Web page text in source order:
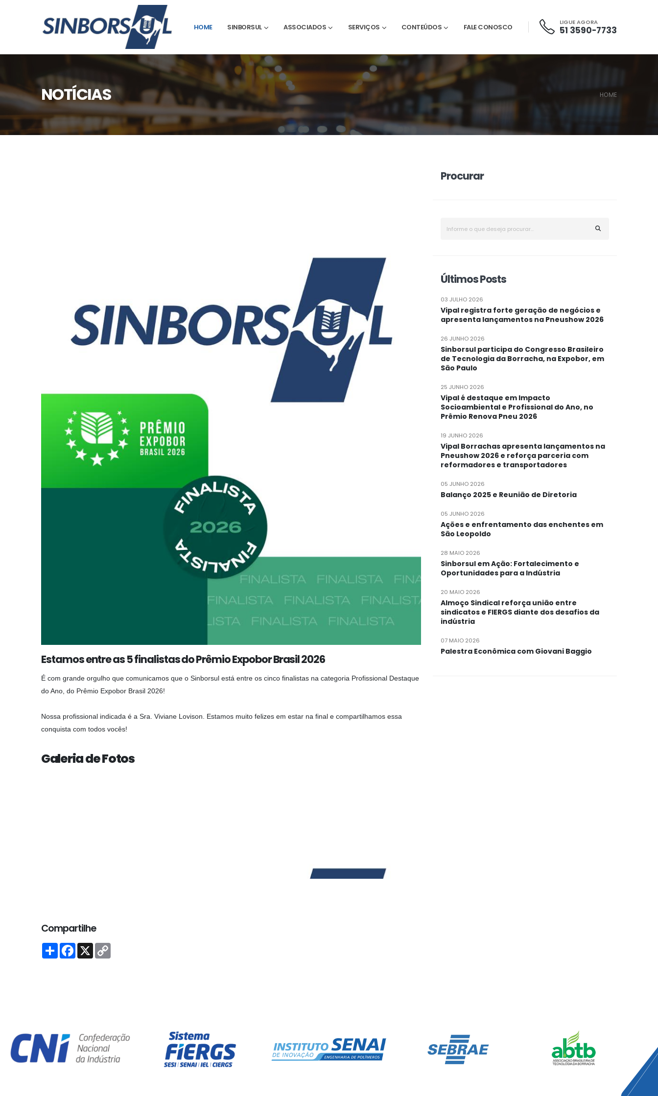
HOME SINBORSUL ASSOCIADOS SERVIÇOS CONTEÚDOS FALE CONOSCO
LIGUE AGORA
51 3590-7733
NOTÍCIAS HOME
Estamos entre as 5 finalistas do Prêmio Expobor Brasil 2026
É com grande orgulho que comunicamos que o Sinborsul está entre os cinco finalistas na categoria Profissional Destaque
do Ano, do Prêmio Expobor Brasil 2026!
Nossa profissional indicada é a Sra. Viviane Lovison. Estamos muito felizes em estar na final e compartilhamos essa
conquista com todos vocês!
Galeria de Fotos
Compartilhe
S
h
F
a
X
Procurar
Últimos Posts
03 JULHO 2026
Vipal registra forte geração de negócios e
apresenta lançamentos na Pneushow 2026
26 JUNHO 2026
Sinborsul participa do Congresso Brasileiro
de Tecnologia da Borracha, na Expobor, em
São Paulo
25 JUNHO 2026
Vipal é destaque em Impacto
Socioambiental e Profissional do Ano, no
Prêmio Renova Pneu 2026
19 JUNHO 2026
Vipal Borrachas apresenta lançamentos na
Pneushow 2026 e reforça parceria com
reformadores e transportadores
05 JUNHO 2026
Balanço 2025 e Reunião de Diretoria
05 JUNHO 2026
Ações e enfrentamento das enchentes em
São Leopoldo
28 MAIO 2026
Sinborsul em Ação: Fortalecimento e
Oportunidades para a Indústria
20 MAIO 2026
Almoço Sindical reforça união entre
sindicatos e FIERGS diante dos desafios da
indústria
07 MAIO 2026
Palestra Econômica com Giovani Baggio